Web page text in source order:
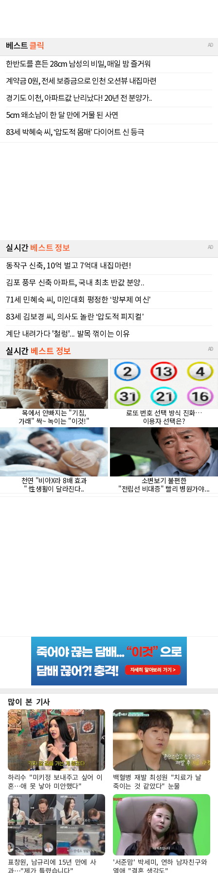
많이 본 기사
하리수 "미키정 보내주고 싶어 이
혼…애 못 낳아 미안했다"
백혈병 재발 최성원 "치료가 날
죽이는 것 같았다" 눈물
표창원, 남규리에 15년 만에 사
과…"제가 틀렸습니다"
'서준맘' 박세미, 연하 남자친구와
열애 "결혼 생각도"